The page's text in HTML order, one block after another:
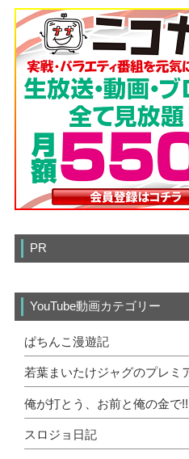
PR
YouTube動画カテゴリー
ぱちんこ漫遊記
若葉まいたけジャグのプレミ
俺が打とう、お前と俺の金で!!
スロジョ日記